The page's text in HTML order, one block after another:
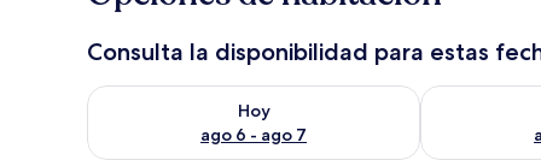
Consulta la disponibilidad para estas
Hoy
ago 6 - ago 7
Consulta la disponibilidad para hoy ago 6 - ago 7
Consulta la